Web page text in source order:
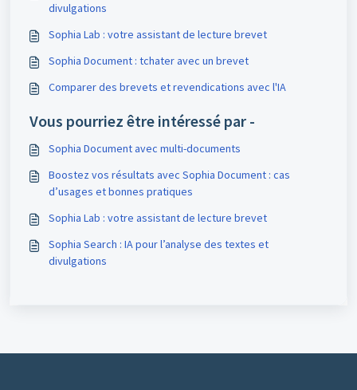
divulgations
Sophia Lab : votre assistant de lecture brevet
Sophia Document : tchater avec un brevet
Comparer des brevets et revendications avec l'IA
Vous pourriez être intéressé par -
Sophia Document avec multi-documents
Boostez vos résultats avec Sophia Document : cas
d’usages et bonnes pratiques
Sophia Lab : votre assistant de lecture brevet
Sophia Search : IA pour l’analyse des textes et
divulgations